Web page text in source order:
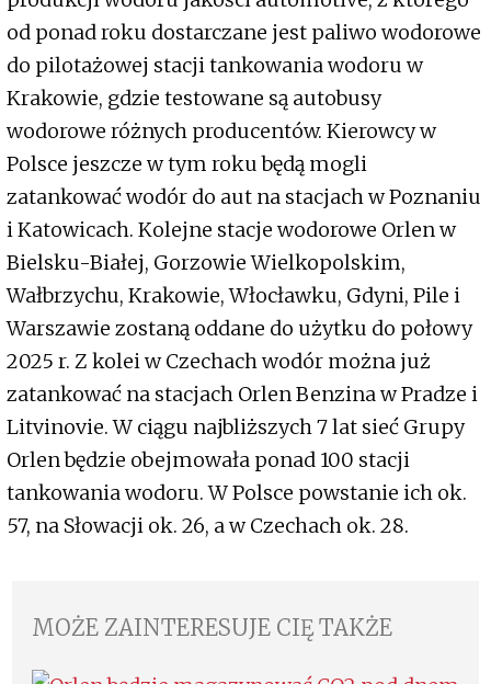
od ponad roku dostarczane jest paliwo wodorowe
do pilotażowej stacji tankowania wodoru w
Krakowie, gdzie testowane są autobusy
wodorowe różnych producentów. Kierowcy w
Polsce jeszcze w tym roku będą mogli
zatankować wodór do aut na stacjach w Poznaniu
i Katowicach. Kolejne stacje wodorowe Orlen w
Bielsku-Białej, Gorzowie Wielkopolskim,
Wałbrzychu, Krakowie, Włocławku, Gdyni, Pile i
Warszawie zostaną oddane do użytku do połowy
2025 r. Z kolei w Czechach wodór można już
zatankować na stacjach Orlen Benzina w Pradze i
Litvinovie. W ciągu najbliższych 7 lat sieć Grupy
Orlen będzie obejmowała ponad 100 stacji
tankowania wodoru. W Polsce powstanie ich ok.
57, na Słowacji ok. 26, a w Czechach ok. 28.
MOŻE ZAINTERESUJE CIĘ TAKŻE